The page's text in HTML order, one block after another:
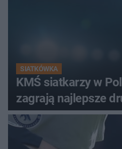
SIATKÓWKA
KMŚ siatkarzy w
zagrają najlepsze